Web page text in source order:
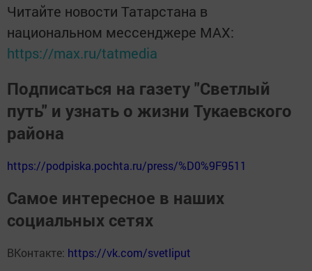
Читайте новости Татарстана в
национальном мессенджере MАХ:
https://max.ru/tatmedia
Подписаться на газету "Светлый
путь" и узнать о жизни Тукаевского
района
https://podpiska.pochta.ru/press/%D0%9F9511
Самое интересное в наших
социальных сетях
ВКонтакте: https://vk.com/svetliput